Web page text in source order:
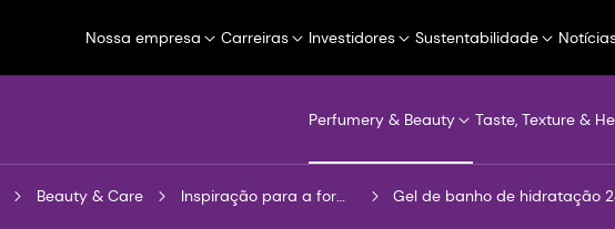
Nossa empresa Carreiras Investidores Sustentabilidade
Perfumery & Beauty Taste, Texture &
Beauty & Care Inspiração para a formulação Gel de banho de hidratação